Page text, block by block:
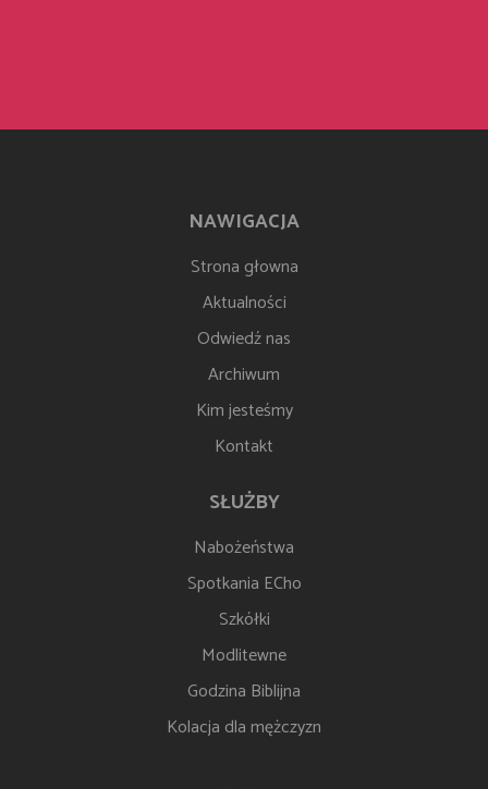
NAWIGACJA
Strona głowna
Aktualności
Odwiedź nas
Archiwum
Kim jesteśmy
Kontakt
SŁUŻBY
Nabożeństwa
Spotkania ECho
Szkółki
Modlitewne
Godzina Biblijna
Kolacja dla mężczyzn